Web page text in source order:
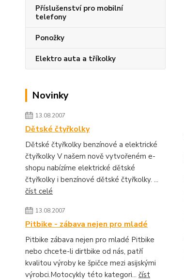
Příslušenství pro mobilní
telefony
Ponožky
Elektro auta a tříkolky
Novinky
13.08.2007
Dětské čtyřkolky
Dětské čtyřkolky benzínové a elektrické
čtyřkolky V našem nově vytvořeném e-
shopu nabízíme elektrické dětské
čtyřkolky i benzínové dětské čtyřkolky. ...
číst celé
13.08.2007
Pitbike - zábava nejen pro mladé
Pitbike zábava nejen pro mladé Pitbike
nebo chcete-li dirtbike od nás, patří
kvalitou výroby ke špičce mezi asijskými
výrobci.Motocykly této kategori... číst